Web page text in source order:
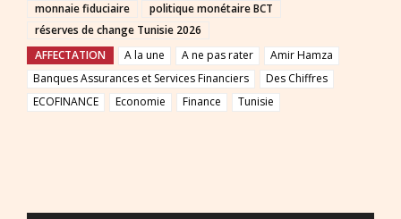
monnaie fiduciaire
politique monétaire BCT
réserves de change Tunisie 2026
AFFECTATION
A la une A ne pas rater
Amir Hamza
Banques Assurances et Services Financiers
Des Chiffres
ECOFINANCE
Economie Finance Tunisie